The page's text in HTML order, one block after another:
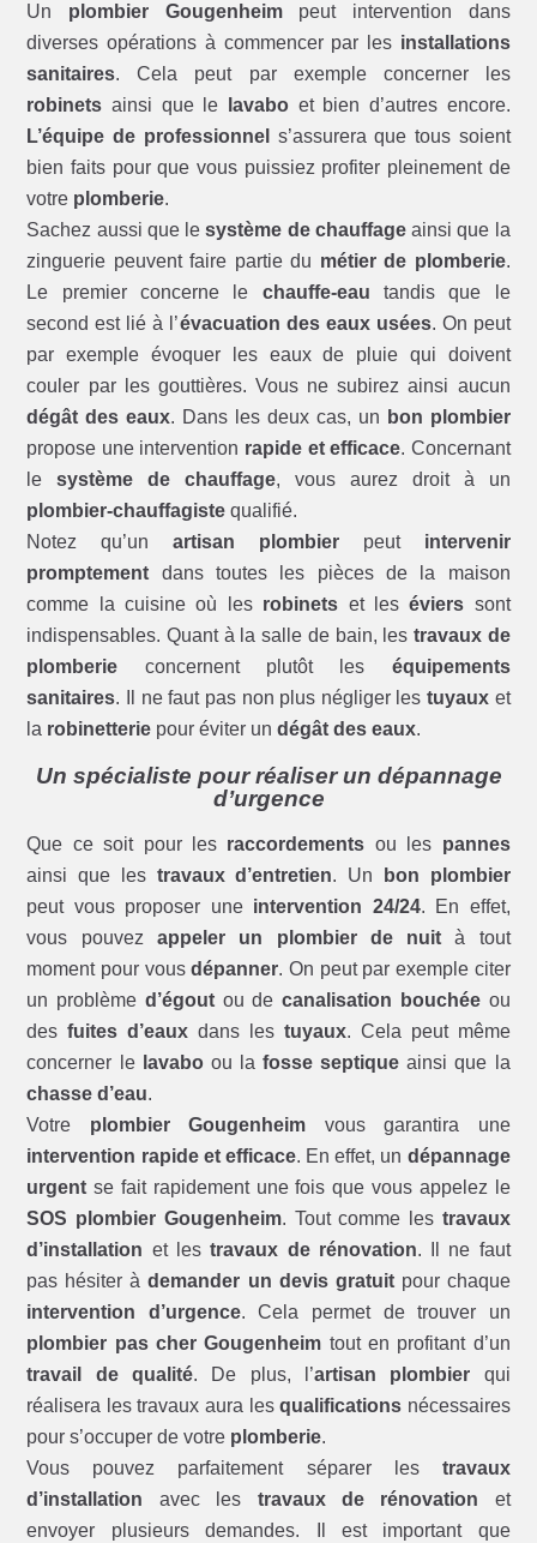
Un plombier Gougenheimpeut intervention dans
diverses opérations à commencer par les installations
sanitaires. Cela peut par exemple concerner les
robinets ainsi que le lavabo et bien d’autres encore.
L’équipe de professionnel
s’assurera que tous soient
bien faits pour que vous puissiez profiter pleinement de
votre plomberie.
Sachez aussi que lesystème de chauffageainsi que la
zinguerie peuvent faire partie du métier de plomberie.
Le premier concerne le chauffe-eau tandis que le
second est lié à l’évacuation des eaux usées. On peut
par exemple évoquer les eaux de pluie qui doivent
couler par les gouttières. Vous ne subirez ainsi aucun
dégât des eaux. Dans les deux cas, un bon plombier
propose une intervention rapide et efficace. Concernant
lesystème de chauffage, vous aurez droit à un
plombier-chauffagiste qualifié.
Notez qu’unartisan plombierpeut intervenir
promptement dans toutes les pièces de la maison
comme la cuisine où les robinets et leséviers sont
indispensables. Quant à la salle de bain, les travaux de
plomberie concernent plutôt les équipements
sanitaires. Il ne faut pas non plus négliger les tuyauxet
la robinetterie pour éviter undégât des eaux.
Un spécialiste pour réaliser un dépannage
d’urgence
Que ce soit pour les raccordements ou les pannes
ainsi que les travaux d’entretien. Un
bon plombier
peut vous proposer une intervention 24/24. En effet,
vous pouvez appeler un plombier de nuit à tout
moment pour vousdépanner. On peut par exemple citer
un problème d’égoutou decanalisation bouchéeou
desfuites d’eaux dans les tuyaux. Cela peut même
concerner le lavaboou lafosse septique ainsi que la
chasse d’eau.
Votre plombier Gougenheim vous garantira une
intervention rapide et efficace. En effet, un dépannage
urgent se fait rapidement une fois que vous appelez le
SOS plombier Gougenheim. Tout comme les travaux
d’installation et lestravaux de rénovation. Il ne faut
pas hésiter àdemander un devis gratuitpour chaque
intervention d’urgence. Cela permet de trouver un
plombier pas cher Gougenheim tout en profitant d’un
travail de qualité. De plus, l’artisan plombier qui
réalisera les travaux aura lesqualifications nécessaires
pour s’occuper de votre plomberie.
Vous pouvez parfaitement séparer les travaux
d’installation avec les travaux de rénovation et
envoyer plusieurs demandes. Il est important que